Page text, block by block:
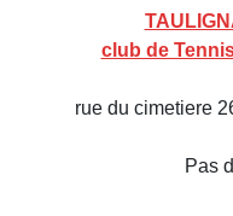
club de
rue du cimetiere
Pas